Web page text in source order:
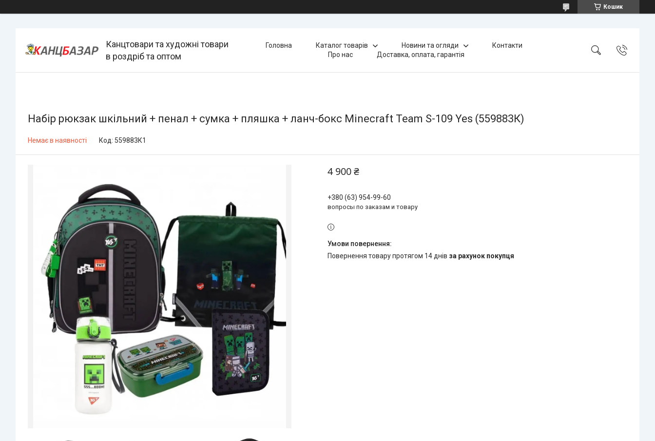
Кошик
Канцтовари та художні товари
в роздріб та оптом
Головна Каталог товарів Новини та огляди
Контакти
Про нас
Доставка, оплата, гарантія
Набір рюкзак шкільний + пенал + сумка + пляшка + ланч-бокс Minecraft Team S-109 Yes (559883К)
Немає в наявності Код: 559883К1
4 900 ₴
+380 (63) 954-99-60
вопросы по заказам и товару
повернення товару протягом 14 днів за рахунок покупця